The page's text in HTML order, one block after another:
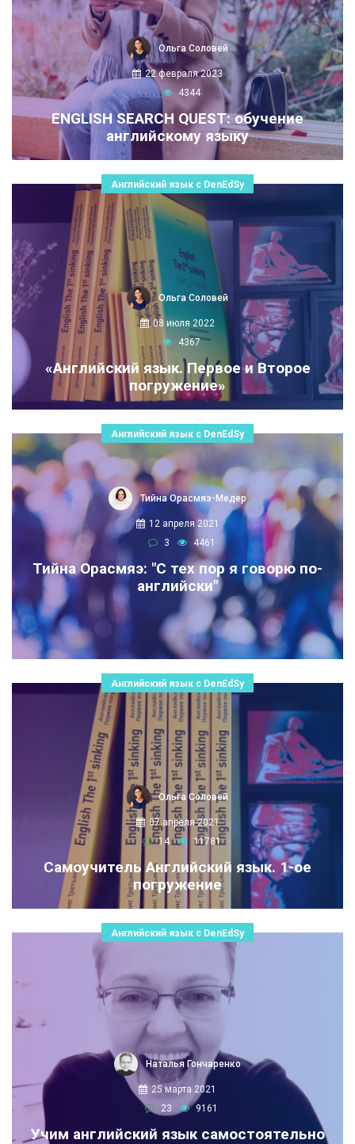
Ольга Соловей
22 февраля 2023
4344
ENGLISH SEARCH QUEST: обучение
английскому языку
Английский язык с DenEdSy
Ольга Соловей
08 июля 2022
4367
«Английский язык. Первое и Второе
погружение»
Английский язык с DenEdSy
Тийна Орасмяэ-Медер
12 апреля 2021
3
4461
Тийна Орасмяэ: "С тех пор я говорю по-
английски"
Английский язык с DenEdSy
Ольга Соловей
07 апреля 2021
14
11781
Самоучитель Английский язык. 1-ое
погружение
Английский язык с DenEdSy
Наталья Гончаренко
25 марта 2021
23
9161
Учим английский язык самостоятельно